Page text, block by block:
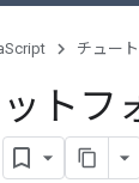
チュー
トフ